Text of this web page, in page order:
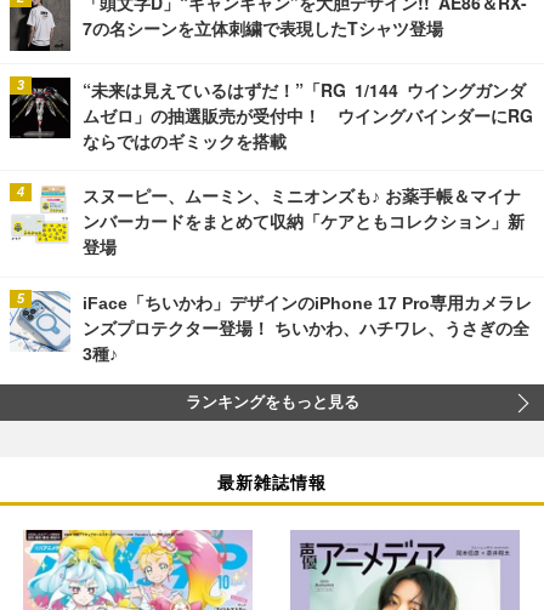
7の名シーンを立体刺繍で表現したTシャツ登場
“未来は見えているはずだ！”「RG 1/144 ウイングガンダ
ムゼロ」の抽選販売が受付中！ ウイングバインダーにRG
ならではのギミックを搭載
スヌーピー、ムーミン、ミニオンズも♪ お薬手帳＆マイナ
ンバーカードをまとめて収納「ケアともコレクション」新
登場
iFace「ちいかわ」デザインのiPhone 17 Pro専用カメラレ
ンズプロテクター登場！ ちいかわ、ハチワレ、うさぎの全
3種♪
ランキングをもっと見る
最新雑誌情報